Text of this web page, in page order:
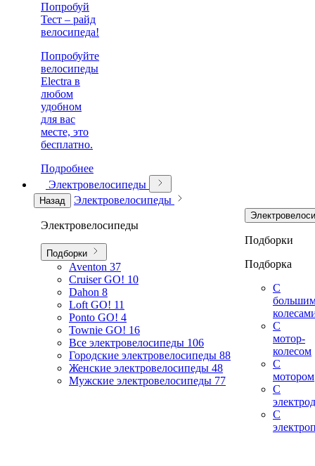
Попробуй
Тест – райд
велосипеда!
Попробуйте
велосипеды
Electra в
любом
удобном
для вас
месте, это
бесплатно.
Подробнее
Электровелосипеды
Назад Электровелосипеды
Электровелосипеды
Подборки
Aventon 37
Cruiser GO! 10
Dahon 8
Loft GO! 11
Ponto GO! 4
Townie GO! 16
Все электровелосипеды 106
Городские электровелосипеды 88
Женские электровелосипеды 48
Мужские электровелосипеды 77
Подборки
Подборка
С
С
мотор-
колесом
С
мотором
С
С